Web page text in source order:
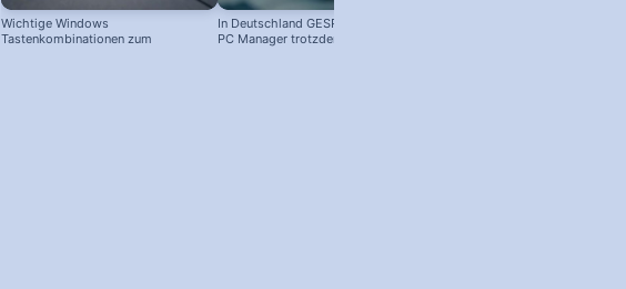
Wichtige Windows
Tastenkombinationen zum
In Deutschland GESPERRT: Microsoft
PC Manager trotzdem installieren